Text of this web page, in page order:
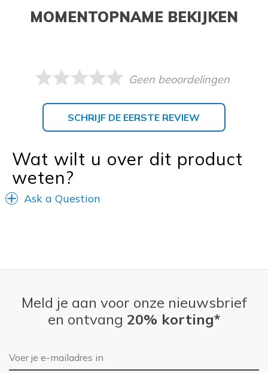
MOMENTOPNAME BEKIJKEN
Geen beoordelingen
SCHRIJF DE EERSTE REVIEW
Wat wilt u over dit product
weten?
Ask a Question
Meld je aan voor onze nieuwsbrief
en ontvang 20% korting*
E-mailadres